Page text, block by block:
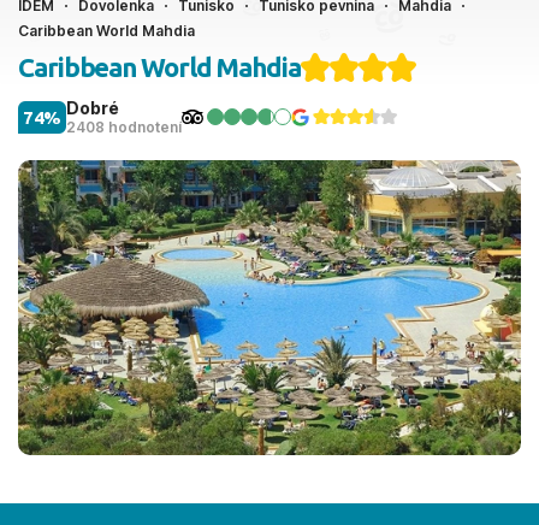
IDEM Dovolenka Tunisko Tunisko pevnina
Mahdia
Caribbean World Mahdia
Caribbean World Mahdia
Dobré
2408 hodnotení
74%